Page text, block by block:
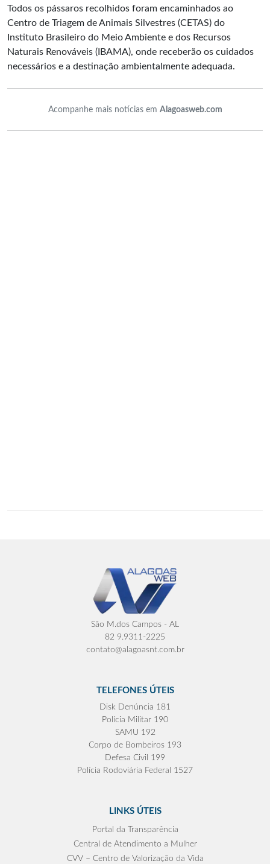
Todos os pássaros recolhidos foram encaminhados ao
Centro de Triagem de Animais Silvestres (CETAS) do
Instituto Brasileiro do Meio Ambiente e dos Recursos
Naturais Renováveis (IBAMA), onde receberão os cuidados
necessários e a destinação ambientalmente adequada.
Acompanhe mais notícias em Alagoasweb.com
São M.dos Campos - AL
82 9.9311-2225
contato@alagoasnt.com.br
TELEFONES ÚTEIS
Disk Denúncia 181
Polícia Militar 190
SAMU 192
Corpo de Bombeiros 193
Defesa Civil 199
Polícia Rodoviária Federal 1527
LINKS ÚTEIS
Portal da Transparência
Central de Atendimento a Mulher
CVV – Centro de Valorização da Vida